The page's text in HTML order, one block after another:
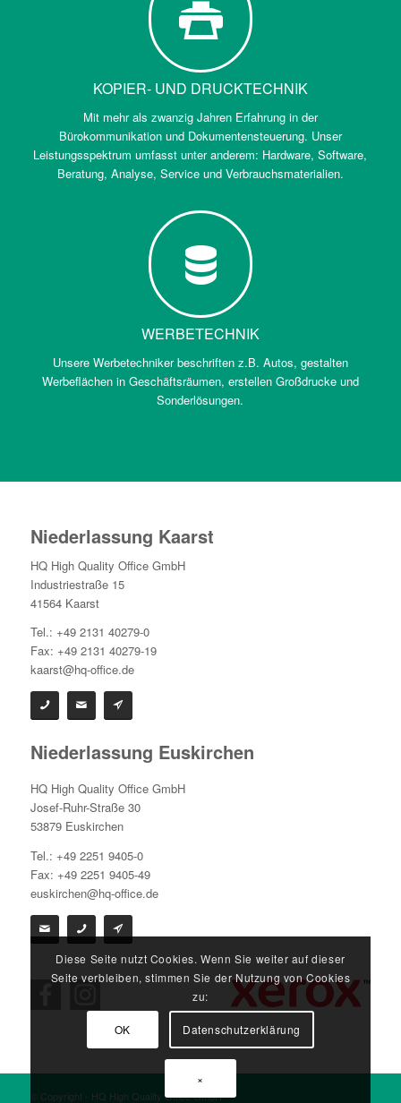
KOPIER- UND DRUCKTECHNIK
Mit mehr als zwanzig Jahren Erfahrung in der
Bürokommunikation und Dokumentensteuerung. Unser
Leistungsspektrum umfasst unter anderem: Hardware, Software,
Beratung, Analyse, Service und Verbrauchsmaterialien.
WERBETECHNIK
Unsere Werbetechniker beschriften z.B. Autos, gestalten
Werbeflächen in Geschäftsräumen, erstellen Großdrucke und
Sonderlösungen.
Niederlassung Kaarst
HQ High Quality Office GmbH
Industriestraße 15
41564 Kaarst
Tel.: +49 2131 40279-0
Fax: +49 2131 40279-19
kaarst@hq-office.de
Niederlassung Euskirchen
HQ High Quality Office GmbH
Josef-Ruhr-Straße 30
53879 Euskirchen
Tel.: +49 2251 9405-0
Fax: +49 2251 9405-49
euskirchen@hq-office.de
© Copyright - HQ High Quality Office GmbH
Diese Seite nutzt Cookies. Wenn Sie weiter auf dieser
Seite verbleiben, stimmen Sie der Nutzung von Cookies
zu:
OK Datenschutzerklärung
×